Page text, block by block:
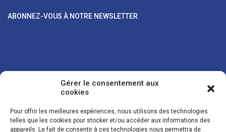
Gérer le consentement aux
cookies
Pour offrir les meilleures expériences, nous utilisons des technologies
telles que les cookies pour stocker et/ou accéder aux informations des
appareils. Le fait de consentir à ces technologies nous permettra de
ABONNEZ-VOUS À NOTRE NEWSLETTER